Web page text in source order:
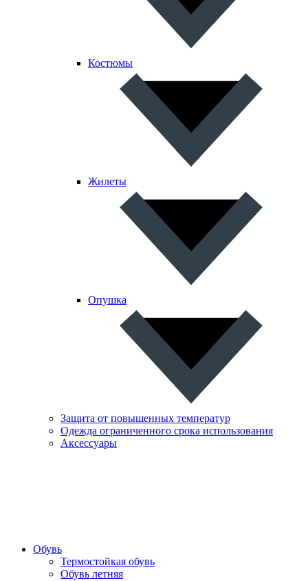
Костюмы
Жилеты
Опушка
Защита от повышенных температур
Одежда ограниченного срока использования
Аксессуары
Обувь
Термостойкая обувь
Обувь летняя